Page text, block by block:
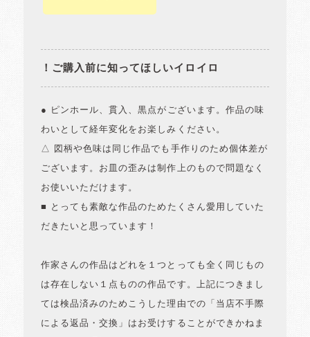
！ご購入前に知ってほしいイロイロ
● ピンホール、貫入、黒点がございます。作品の味
わいとして経年変化をお楽しみください。
△ 図柄や色味は同じ作品でも手作りのため個体差が
ございます。お皿の歪みは制作上のもので問題なく
お使いいただけます。
■ とっても素敵な作品のためたくさん愛用していた
だきたいと思っています！
作家さんの作品はどれを１つとっても全く同じもの
は存在しない１点ものの作品です。上記につきまし
ては検品済みのためこうした理由での「当店不手際
による返品・交換」はお受けすることができかねま